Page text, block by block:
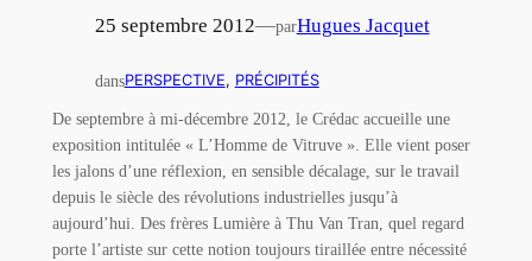
25 septembre 2012—parHugues Jacquet
dansPERSPECTIVE, PRÉCIPITÉS
De septembre à mi-décembre 2012, le Crédac accueille une
exposition intitulée « L’Homme de Vitruve ». Elle vient poser
les jalons d’une réflexion, en sensible décalage, sur le travail
depuis le siècle des révolutions industrielles jusqu’à
aujourd’hui. Des frères Lumière à Thu Van Tran, quel regard
porte l’artiste sur cette notion toujours tiraillée entre nécessité